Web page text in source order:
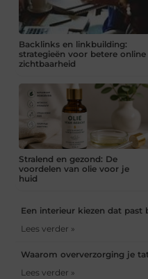
Backlinks en linkbuilding:
strategieën voor betere online
zichtbaarheid
Stralend en gezond: De
voordelen van olie voor je
huid
Een interieur kiezen dat
Lees verder »
Waarom oververzorging je
Lees verder »